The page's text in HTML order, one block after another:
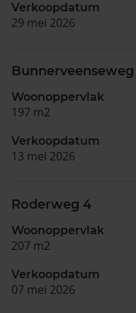
Verkoopdatum
29 mei 2026
Woonoppervlak
197 m2
Verkoopdatum
13 mei 2026
Roderweg 4
Woonoppervlak
207 m2
Verkoopdatum
07 mei 2026